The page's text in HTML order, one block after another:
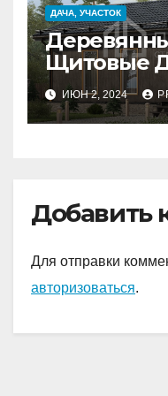
ДАЧА, УЧАСТОК
Щитовые
ИЮН 2, 2024
Добавить
Для отправки
авторизоваться.